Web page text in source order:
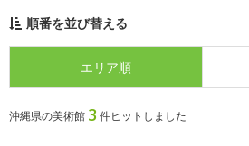
順番を並び替える
エリア順
沖縄県の美術館 3 件ヒットしました